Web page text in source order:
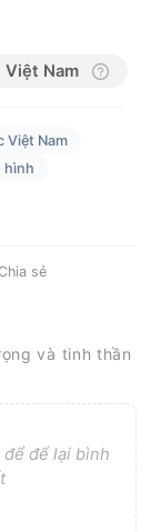
Việt Nam
Việt Nam
hình
sẻ
và tinh thần
để lại bình